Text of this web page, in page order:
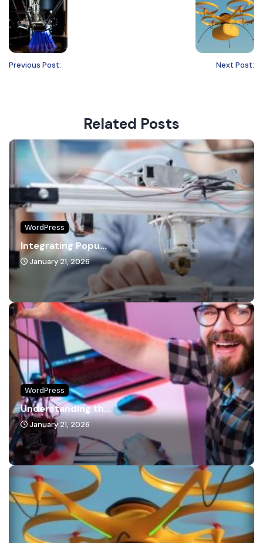
Previous Post: Next Post:
Related Posts
WordPress
Integrating Popu...
January 21, 2026
WordPress
Understanding th...
January 21, 2026